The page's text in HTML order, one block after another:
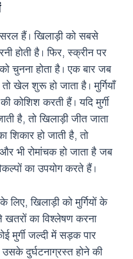
हैं। खिलाड़ी को सबसे
होती है। फिर, स्क्रीन पर
चुनना होता है। एक बार जब
खेल शुरू हो जाता है। मुर्गियाँ
करती हैं। यदि मुर्गी
है, तो खिलाड़ी जीत जाता
शिकार हो जाती है, तो
भी रोमांचक हो जाता है जब
का उपयोग करते हैं।
खिलाड़ी को मुर्गियों के
का विश्लेषण करना
मुर्गी जल्दी में सड़क पार
दुर्घटनाग्रस्त होने की